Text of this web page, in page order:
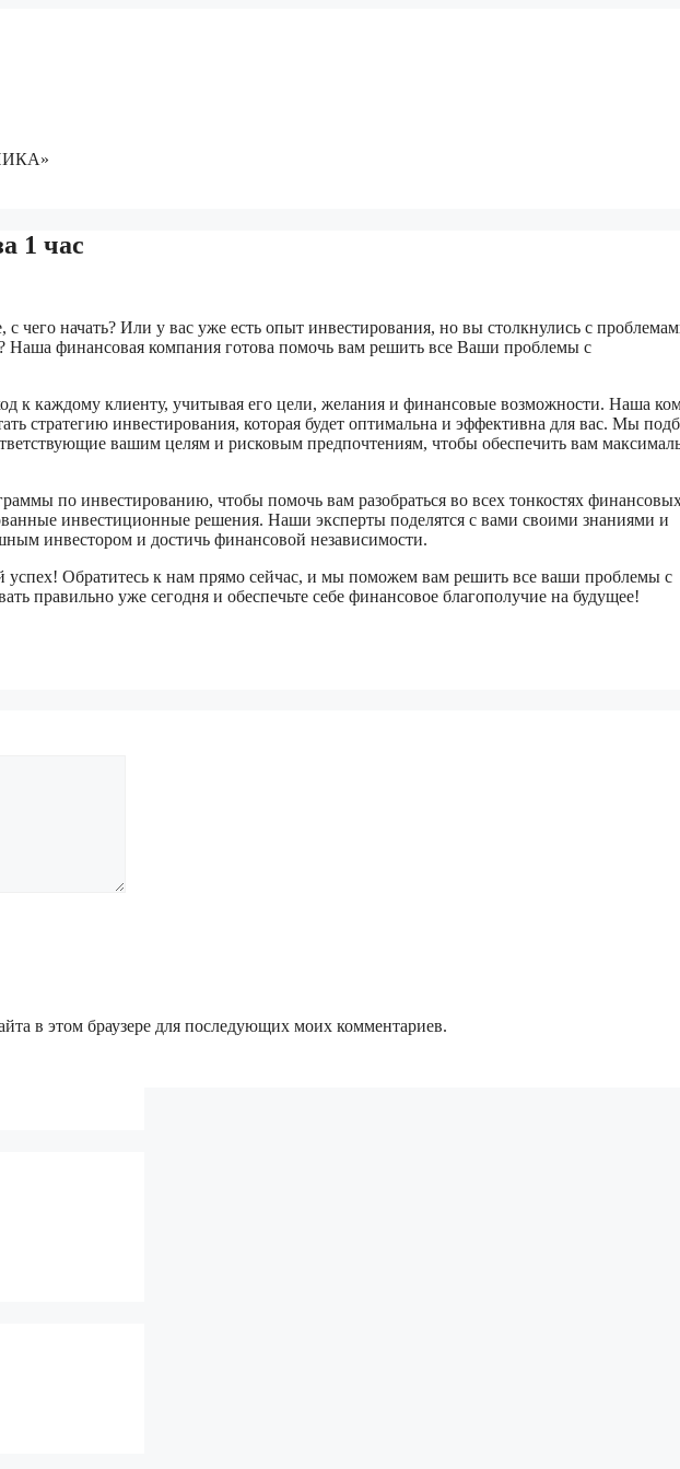
1 час
с чего начать? Или у вас уже есть опыт инвестирования, но вы столкнулись с
Наша финансовая компания готова помочь вам решить все Ваши проблемы с
к каждому клиенту, учитывая его цели, желания и финансовые возможности. Наша
стратегию инвестирования, которая будет оптимальна и эффективна для вас. Мы
вашим целям и рисковым предпочтениям, чтобы обеспечить вам
по инвестированию, чтобы помочь вам разобраться во всех тонкостях
инвестиционные решения. Наши эксперты поделятся с вами своими знаниями и
инвестором и достичь финансовой независимости.
Обратитесь к нам прямо сейчас, и мы поможем вам решить все ваши проблемы с
правильно уже сегодня и обеспечьте себе финансовое благополучие на будущее!
в этом браузере для последующих моих комментариев.